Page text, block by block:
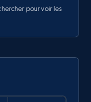
pour voir les